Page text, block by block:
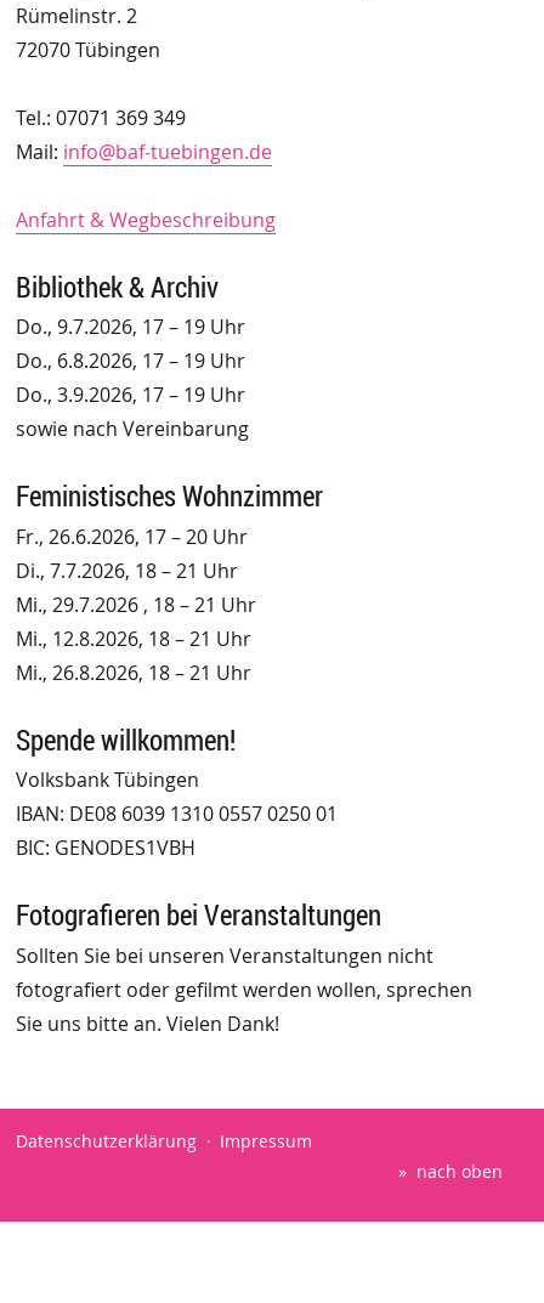
Rümelinstr. 2
72070 Tübingen
Tel.: 07071 369 349
Mail: info@baf-tuebingen.de
Anfahrt & Wegbeschreibung
Bibliothek & Archiv
Do., 9.7.2026, 17 – 19 Uhr
Do., 6.8.2026, 17 – 19 Uhr
Do., 3.9.2026, 17 – 19 Uhr
sowie nach Vereinbarung
Feministisches Wohnzimmer
Fr., 26.6.2026, 17 – 20 Uhr
Di., 7.7.2026, 18 – 21 Uhr
Mi., 29.7.2026 , 18 – 21 Uhr
Mi., 12.8.2026, 18 – 21 Uhr
Mi., 26.8.2026, 18 – 21 Uhr
Spende willkommen!
Volksbank Tübingen
IBAN: DE08 6039 1310 0557 0250 01
BIC: GENODES1VBH
Fotografieren bei Veranstaltungen
Sollten Sie bei unseren Veranstaltungen nicht
fotografiert oder gefilmt werden wollen, sprechen
Sie uns bitte an. Vielen Dank!
Datenschutzerklärung
Impressum
nach oben